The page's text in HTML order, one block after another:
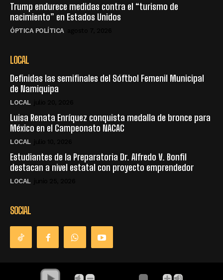
Trump endurece medidas contra el “turismo de
nacimiento” en Estados Unidos
ÓPTICA POLÍTICA
LOCAL
Definidas las semifinales del Sóftbol Femenil Municipal
de Namiquipa
LOCAL
Luisa Renata Enríquez conquista medalla de bronce para
México en el Campeonato NACAC
LOCAL
Estudiantes de la Preparatoria Dr. Alfredo V. Bonfil
destacan a nivel estatal con proyecto emprendedor
LOCAL
SOCIAL